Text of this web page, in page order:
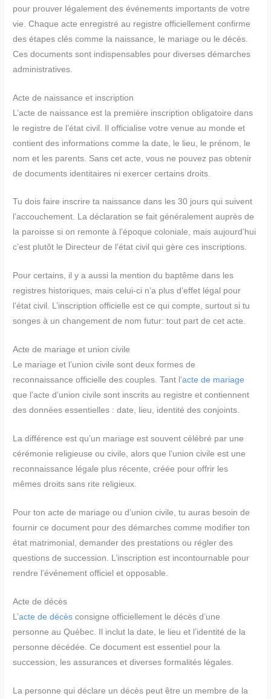
pour prouver légalement des événements importants de votre
vie. Chaque acte enregistré au registre officiellement confirme
des étapes clés comme la naissance, le mariage ou le décès.
Ces documents sont indispensables pour diverses démarches
administratives.
Acte de naissance et inscription
L’acte de naissance est la première inscription obligatoire dans
le registre de l’état civil. Il officialise votre venue au monde et
contient des informations comme la date, le lieu, le prénom, le
nom et les parents. Sans cet acte, vous ne pouvez pas obtenir
de documents identitaires ni exercer certains droits.
Tu dois faire inscrire ta naissance dans les 30 jours qui suivent
l’accouchement. La déclaration se fait généralement auprès de
la paroisse si on remonte à l’époque coloniale, mais aujourd’hui
c’est plutôt le Directeur de l’état civil qui gère ces inscriptions.
Pour certains, il y a aussi la mention du baptême dans les
registres historiques, mais celui-ci n’a plus d’effet légal pour
l’état civil. L’inscription officielle est ce qui compte, surtout si tu
songes à un changement de nom futur: tout part de cet acte.
Acte de mariage et union civile
Le mariage et l’union civile sont deux formes de
reconnaissance officielle des couples. Tant l’acte de mariage
que l’acte d’union civile sont inscrits au registre et contiennent
des données essentielles : date, lieu, identité des conjoints.
La différence est qu’un mariage est souvent célébré par une
cérémonie religieuse ou civile, alors que l’union civile est une
reconnaissance légale plus récente, créée pour offrir les
mêmes droits sans rite religieux.
Pour ton acte de mariage ou d’union civile, tu auras besoin de
fournir ce document pour des démarches comme modifier ton
état matrimonial, demander des prestations ou régler des
questions de succession. L’inscription est incontournable pour
rendre l’événement officiel et opposable.
Acte de décès
L’acte de décès consigne officiellement le décès d’une
personne au Québec. Il inclut la date, le lieu et l’identité de la
personne décédée. Ce document est essentiel pour la
succession, les assurances et diverses formalités légales.
La personne qui déclare un décès peut être un membre de la